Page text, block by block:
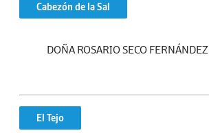
Cabezón de la Sal
DOÑA ROSARIO SECO FERNÁNDEZ
El Tejo